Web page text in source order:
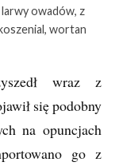
owadów, z
wortan
wraz z
się podobny
na opuncjach
go z